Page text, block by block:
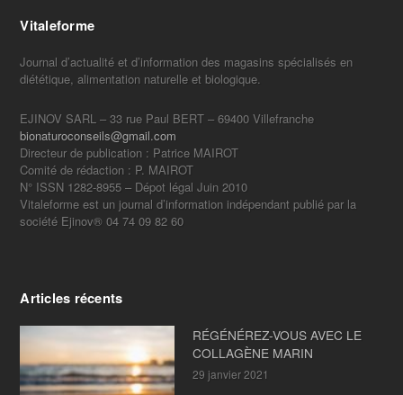
Vitaleforme
Journal d’actualité et d’information des magasins spécialisés en
diététique, alimentation naturelle et biologique.
EJINOV SARL – 33 rue Paul BERT – 69400 Villefranche
bionaturoconseils@gmail.com
Directeur de publication : Patrice MAIROT
Comité de rédaction : P. MAIROT
N° ISSN 1282-8955 – Dépot légal Juin 2010
Vitaleforme est un journal d’information indépendant publié par la
société Ejinov® 04 74 09 82 60
Articles récents
RÉGÉNÉREZ-VOUS AVEC LE
COLLAGÈNE MARIN
29 janvier 2021